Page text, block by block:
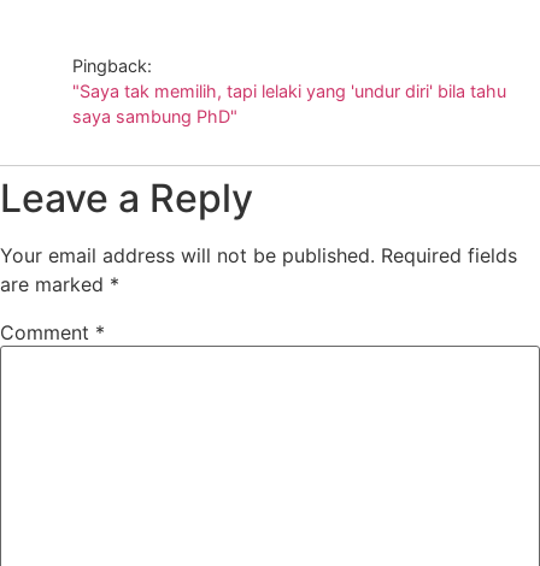
Pingback:
"Saya tak memilih, tapi lelaki yang 'undur diri' bila tahu
saya sambung PhD"
Leave a Reply
Your email address will not be published. Required fields
are marked *
Comment *